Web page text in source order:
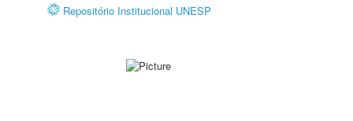
Repositório Institucional UNESP